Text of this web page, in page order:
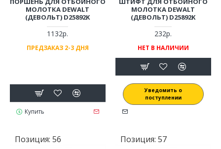
МОЛОТКА DEWALT
(ДЕВОЛЬТ) D25892K
1132р.
ПРЕДЗАКАЗ 2-3 ДНЯ
Купить
МОЛОТКА DEWALT
(ДЕВОЛЬТ) D25892K
232р.
НЕТ В НАЛИЧИИ
Уведомить о
поступлении
Позиция: 56 Позиция: 57